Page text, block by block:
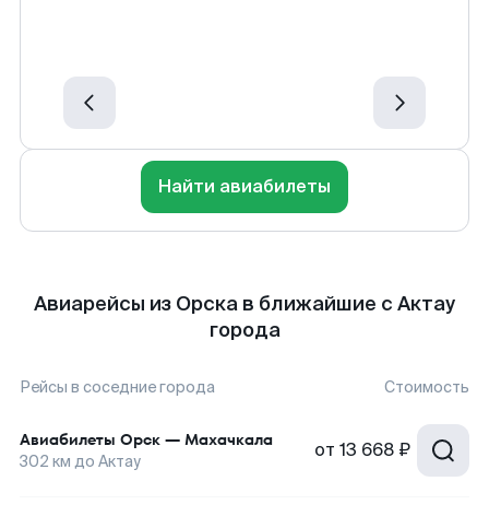
Найти авиабилеты
Авиарейсы из Орска в ближайшие с Актау
города
Рейсы в соседние города Стоимость
Авиабилеты Орск — Махачкала
302 км до Актау от 13 668 ₽